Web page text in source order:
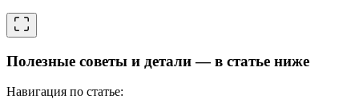
Полезные советы и детали — в статье ниже
Навигация по статье: